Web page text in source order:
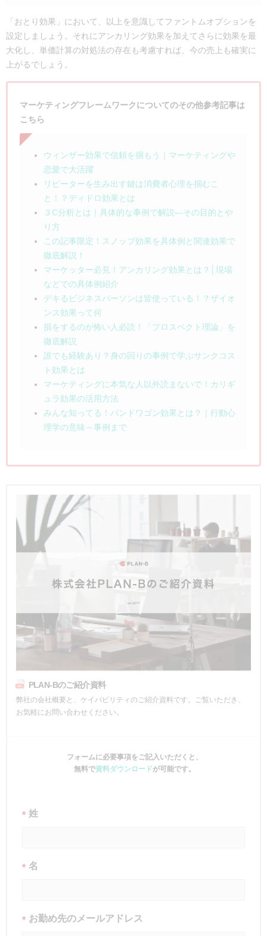
「おとり効果」において、以上を意識してファントムオプションを
設定しましょう。それにアンカリング効果を加えてさらに効果を最
大化し、単価計算の対処法の存在も考慮すれば、今の売上も確実に
上がるでしょう。
マーケティングフレームワークについてのその他参考記事は
こちら
ウィンザー効果で信頼を掴もう｜マーケティングや
恋愛で大活躍
リピーターを生み出す鍵は消費者心理を掴むこ
と！？ディドロ効果とは
３C分析とは｜具体的な事例で解説―その目的とや
り方
この記事限定！スノッブ効果を具体例と関連効果で
徹底解説！
マーケッター必見！アンカリング効果とは？│現場
などでの具体例紹介
デキるビジネスパーソンは皆使っている！？ザイオ
ンス効果って何
損をするのが怖い人必読！「プロスペクト理論」を
徹底解説
誰でも経験あり？身の回りの事例で学ぶサンクコス
ト効果とは
マーケティングに本気な人以外読まないで！カリギ
ュラ効果の活用方法
みんな知ってる！バンドワゴン効果とは？｜行動心
理学の意味～事例まで
PLAN-Bのご紹介資料
弊社の会社概要と、ケイパビリティのご紹介資料です。ご覧いただき、
お気軽にお問い合わせください。
フォームに必要事項をご記入いただくと、
無料で資料ダウンロードが可能です。
* 姓
* 名
* お勤め先のメールアドレス